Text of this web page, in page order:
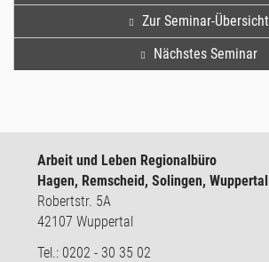
Zur Seminar-Übersicht
Nächstes Seminar
Arbeit und Leben Regionalbüro
Hagen, Remscheid, Solingen, Wuppertal
Robertstr. 5A
42107 Wuppertal
Tel.: 0202 - 30 35 02